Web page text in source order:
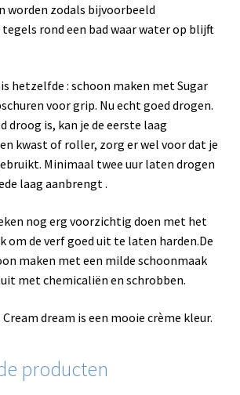
worden zodals bijvoorbeeld
rond een bad waar water op blijft
hetzelfde : schoon maken met Sugar
voor grip. Nu echt goed drogen.
droog is, kan je de eerste laag
kwast of roller, zorg er wel voor dat je
Minimaal twee uur laten drogen
laag aanbrengt .
nog erg voorzichtig doen met het
om de verf goed uit te laten harden.De
maken met een milde schoonmaak
met chemicaliën en schrobben.
dream is een mooie crème kleur.
producten